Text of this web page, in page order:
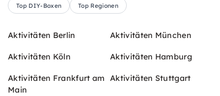
Top DIY-Boxen Top Regionen
Aktivitäten Berlin Aktivitäten München
Aktivitäten Köln Aktivitäten Hamburg
Aktivitäten Frankfurt am
Main
Aktivitäten Stuttgart